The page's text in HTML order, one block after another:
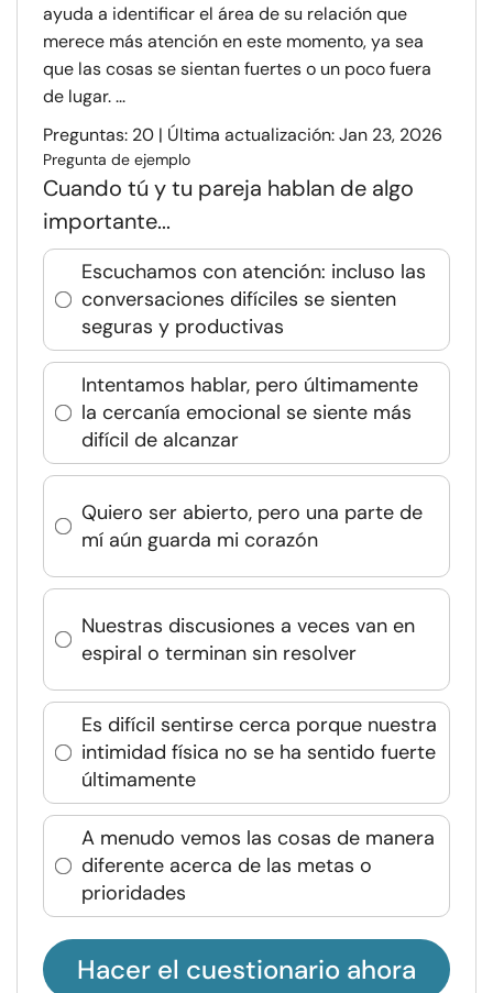
ayuda a identificar el área de su relación que
merece más atención en este momento, ya sea
que las cosas se sientan fuertes o un poco fuera
de lugar. ...
Preguntas: 20 | Última actualización: Jan 23, 2026
Pregunta de ejemplo
Cuando tú y tu pareja hablan de algo
importante...
Escuchamos con atención: incluso las
conversaciones difíciles se sienten
seguras y productivas
Intentamos hablar, pero últimamente
la cercanía emocional se siente más
difícil de alcanzar
Quiero ser abierto, pero una parte de
mí aún guarda mi corazón
Nuestras discusiones a veces van en
espiral o terminan sin resolver
Es difícil sentirse cerca porque nuestra
intimidad física no se ha sentido fuerte
últimamente
A menudo vemos las cosas de manera
diferente acerca de las metas o
prioridades
Hacer el cuestionario ahora